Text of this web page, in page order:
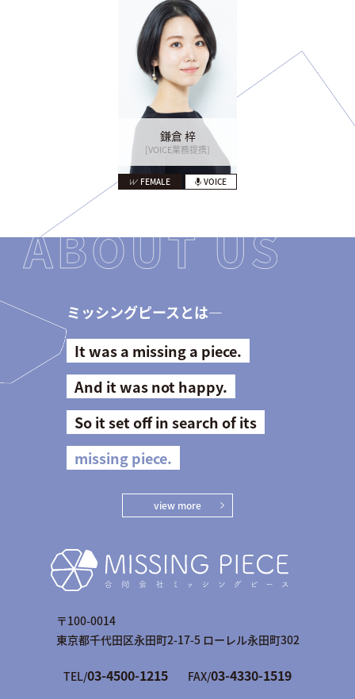
鎌倉 梓
[VOICE業務提携]
FEMALE VOICE
ミッシングピースとは―
It was a missing a piece.
And it was not happy.
So it set off in search of its
missing piece.
view more
〒100-0014
東京都千代田区永田町2-17-5 ローレル永田町302
TEL/03-4500-1215 FAX/03-4330-1519